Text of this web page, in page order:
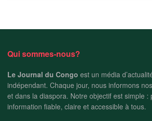
Qui sommes-nous?
Le Journal du Congo est un média
indépendant. Chaque jour, nous informons
et dans la diaspora. Notre objectif est simple :
information fiable, claire et accessible à tous.